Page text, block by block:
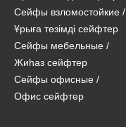
Сейфы взломостойкие /
Ұрыға төзімді сейфтер
Сейфы мебельные /
Жиһаз сейфтер
Сейфы офисные /
Офис сейфтер